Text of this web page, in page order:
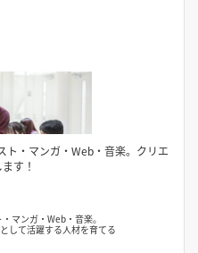
ト・マンガ・Web・音楽。クリエ
す！
マンガ・Web・音楽。
して活躍する人材を育てる